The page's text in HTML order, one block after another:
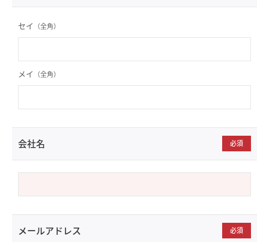
セイ （全角）
メイ （全角）
会社名 必須
メールアドレス 必須